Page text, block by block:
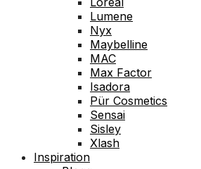
Lumene
Nyx
Maybelline
MAC
Max Factor
Isadora
Pür Cosmetics
Sensai
Sisley
Xlash
Inspiration